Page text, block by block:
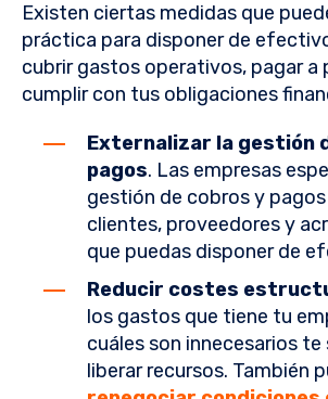
Existen ciertas medidas que
práctica para disponer de
cubrir gastos operativos, pagar a
cumplir con tus obligaciones
Externalizar la gestión
pagos. Las empresas
gestión de cobros y
clientes, proveedores y
que puedas disponer de
Reducir costes
los gastos que tiene tu
cuáles son innecesarios te
liberar recursos. También